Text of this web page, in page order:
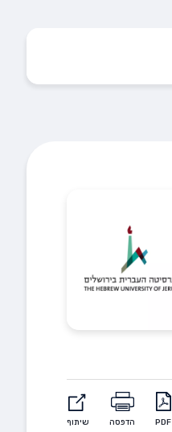
PDF הדפסה שיתוף